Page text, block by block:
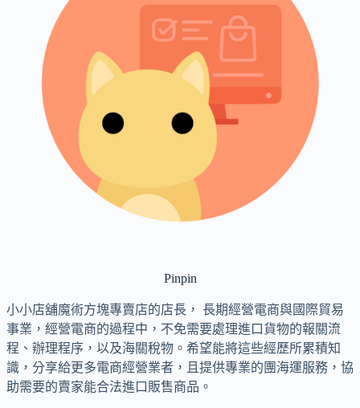
Pinpin
小小店舖魔術方塊專賣店的店長， 長期經營電商與國際貿易
事業，經營電商的過程中，不免需要處理進口貨物的報關流
程、辦理程序，以及海關稅物。希望能將這些經歷所累積知
識，分享給更多電商經營業者，且提供專業的團海運服務，協
助需要的賣家能合法進口販售商品。